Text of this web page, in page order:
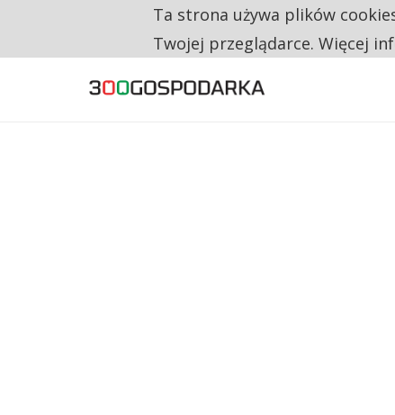
RESTRYKCJE CHIN UDERZAJĄ W
Ta strona używa plików
Twojej przeglądarce. Więcej